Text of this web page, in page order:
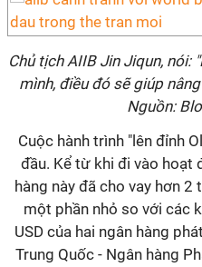
Chủ tịch AIIB Jin Jiqun, nói:
mình, điều đó sẽ giúp
Nguồn:
Cuộc hành trình "lên đỉnh
đầu. Kể từ khi đi vào hoạt
hàng này đã cho vay hơn 2
một phần nhỏ so với các
USD của hai ngân hàng
Trung Quốc - Ngân hàng